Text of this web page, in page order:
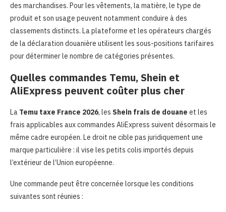
des marchandises. Pour les vêtements, la matière, le type de
produit et son usage peuvent notamment conduire à des
classements distincts. La plateforme et les opérateurs chargés
de la déclaration douanière utilisent les sous-positions tarifaires
pour déterminer le nombre de catégories présentes.
Quelles commandes Temu, Shein et
AliExpress peuvent coûter plus cher
La Temu taxe France 2026, les Shein frais de douane et les
frais applicables aux commandes AliExpress suivent désormais le
même cadre européen. Le droit ne cible pas juridiquement une
marque particulière : il vise les petits colis importés depuis
l’extérieur de l’Union européenne.
Une commande peut être concernée lorsque les conditions
suivantes sont réunies :